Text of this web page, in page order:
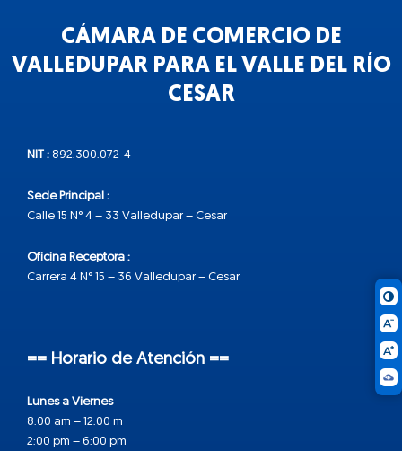
CÁMARA DE COMERCIO DE
VALLEDUPAR PARA EL VALLE DEL RÍO
CESAR
NIT : 892.300.072-4
Sede Principal :
Calle 15 N° 4 – 33 Valledupar – Cesar
Oficina Receptora :
Carrera 4 N° 15 – 36 Valledupar – Cesar
== Horario de Atención ==
Lunes a Viernes
8:00 am – 12:00 m
2:00 pm – 6:00 pm